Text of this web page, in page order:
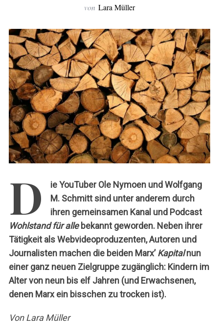
:
von Lara Müller
D
ie YouTuber Ole Nymoen und Wolfgang
M. Schmitt sind unter anderem durch
ihren gemeinsamen Kanal und Podcast
Wohlstand für allebekannt geworden. Neben ihrer
Tätigkeit als Webvideoproduzenten, Autoren und
Journalisten machen die beiden Marx’Kapitalnun
einer ganz neuen Zielgruppe zugänglich: Kindern im
Alter von neun bis elf Jahren (und Erwachsenen,
denen Marx ein bisschen zu trocken ist).
Von Lara Müller